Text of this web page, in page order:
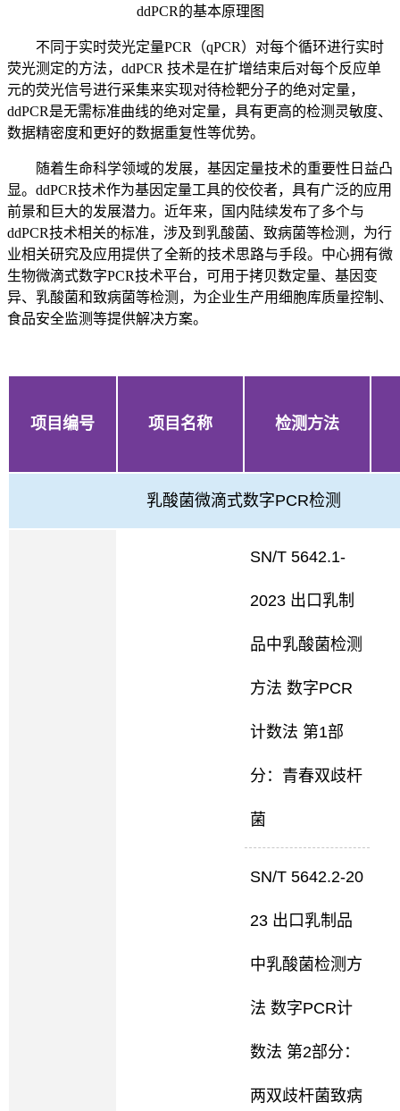
ddPCR的基本原理图
不同于实时荧光定量PCR（qPCR）对每个循环进行实时
荧光测定的方法，ddPCR 技术是在扩增结束后对每个反应单
元的荧光信号进行采集来实现对待检靶分子的绝对定量，
ddPCR是无需标准曲线的绝对定量，具有更高的检测灵敏度、
数据精密度和更好的数据重复性等优势。
随着生命科学领域的发展，基因定量技术的重要性日益凸
显。ddPCR技术作为基因定量工具的佼佼者，具有广泛的应用
前景和巨大的发展潜力。近年来，国内陆续发布了多个与
ddPCR技术相关的标准，涉及到乳酸菌、致病菌等检测，为行
业相关研究及应用提供了全新的技术思路与手段。中心拥有微
生物微滴式数字PCR技术平台，可用于拷贝数定量、基因变
异、乳酸菌和致病菌等检测，为企业生产用细胞库质量控制、
食品安全监测等提供解决方案。
项目编号 项目名称 检测方法
乳酸菌微滴式数字PCR检测
SN/T 5642.1-
2023 出口乳制
品中乳酸菌检测
方法 数字PCR
计数法 第1部
分：青春双歧杆
菌
SN/T 5642.2-20
23 出口乳制品
中乳酸菌检测方
法 数字PCR计
数法 第2部分：
两双歧杆菌致病